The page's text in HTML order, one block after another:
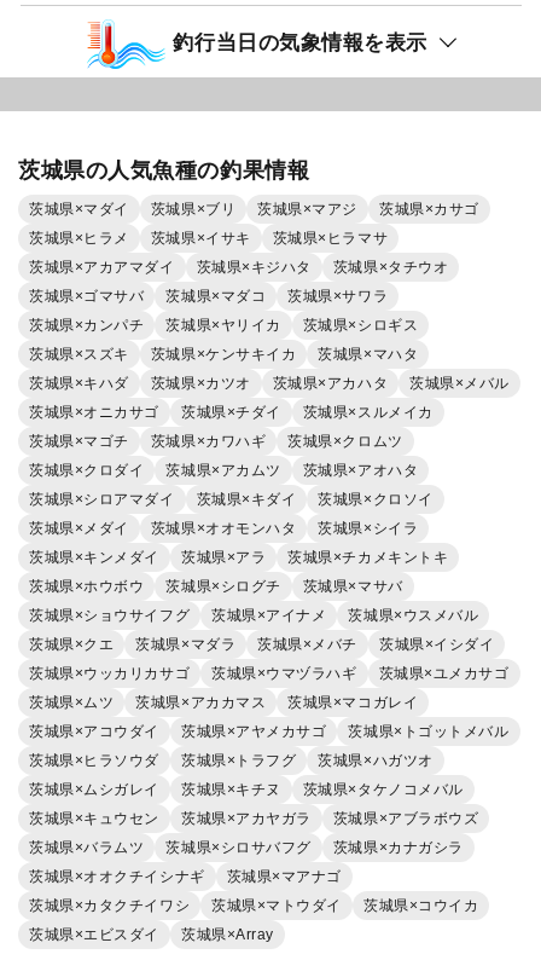
釣行当日の気象情報を表示
茨城県の人気魚種の釣果情報
茨城県×マダイ 茨城県×ブリ 茨城県×マアジ
茨城県×カサゴ
茨城県×ヒラメ
茨城県×イサキ
茨城県×ヒラマサ
茨城県×アカアマダイ
茨城県×キジハタ
茨城県×タチウオ
茨城県×ゴマサバ
茨城県×マダコ
茨城県×サワラ
茨城県×カンパチ
茨城県×ヤリイカ
茨城県×シロギス
茨城県×スズキ
茨城県×ケンサキイカ
茨城県×マハタ
茨城県×キハダ
茨城県×カツオ 茨城県×アカハタ
茨城県×メバル
茨城県×オニカサゴ
茨城県×チダイ
茨城県×スルメイカ
茨城県×マゴチ
茨城県×カワハギ
茨城県×クロムツ
茨城県×クロダイ
茨城県×アカムツ
茨城県×アオハタ
茨城県×シロアマダイ
茨城県×キダイ
茨城県×クロソイ
茨城県×メダイ
茨城県×オオモンハタ
茨城県×シイラ
茨城県×キンメダイ
茨城県×アラ
茨城県×チカメキントキ
茨城県×ホウボウ
茨城県×シログチ
茨城県×マサバ
茨城県×ショウサイフグ
茨城県×アイナメ
茨城県×ウスメバル
茨城県×クエ
茨城県×マダラ 茨城県×メバチ
茨城県×イシダイ
茨城県×ウッカリカサゴ
茨城県×ウマヅラハギ
茨城県×ユメカサゴ
茨城県×ムツ
茨城県×アカカマス
茨城県×マコガレイ
茨城県×アコウダイ
茨城県×アヤメカサゴ
茨城県×トゴットメバル
茨城県×ヒラソウダ
茨城県×トラフグ
茨城県×ハガツオ
茨城県×ムシガレイ
茨城県×キチヌ
茨城県×タケノコメバル
茨城県×キュウセン
茨城県×アカヤガラ
茨城県×アブラボウズ
茨城県×バラムツ
茨城県×シロサバフグ
茨城県×カナガシラ
茨城県×オオクチイシナギ
茨城県×マアナゴ
茨城県×カタクチイワシ
茨城県×マトウダイ
茨城県×コウイカ
茨城県×エビスダイ
茨城県×Array